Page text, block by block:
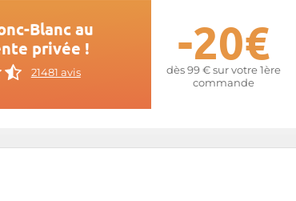
Blanc au
privée !
21481 avis
-20€
dès 99 € sur votre 1ère
commande